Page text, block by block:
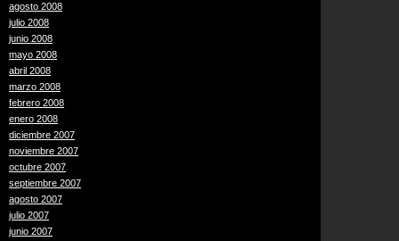
agosto 2008
julio 2008
junio 2008
mayo 2008
abril 2008
marzo 2008
febrero 2008
enero 2008
diciembre 2007
noviembre 2007
octubre 2007
septiembre 2007
agosto 2007
julio 2007
junio 2007